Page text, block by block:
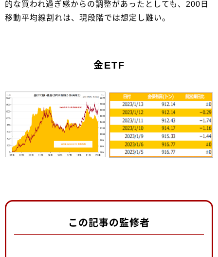
的な買われ過ぎ感からの調整があったとしても、200日
移動平均線割れは、現段階では想定し難い。
金ETF
この記事の監修者